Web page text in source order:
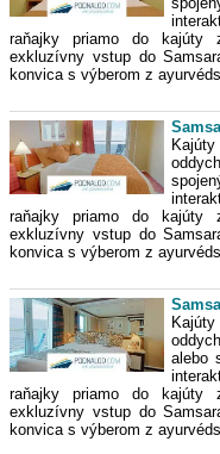
raňajky priamo do kajúty
exkluzívny vstup do
konvica s výberom z
raňajky priamo do kajúty
exkluzívny vstup do
konvica s výberom z
alebo
raňajky priamo do kajúty
exkluzívny vstup do
konvica s výberom z